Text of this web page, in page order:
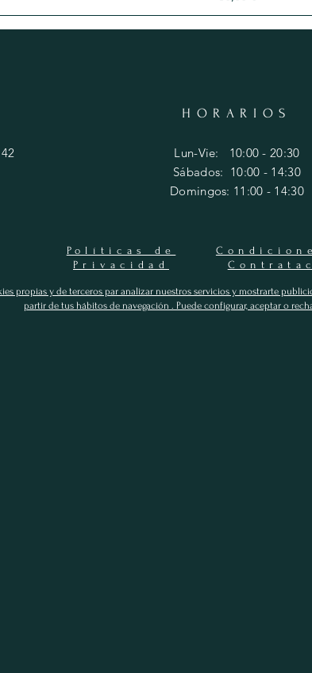
HORARIOS
Lun-Vie: 10:00 - 20:30
​​Sábados: 10:00 - 14:30
​Domingos: 11 :00 - 14:30
Políticas de
Privacidad
propias y de terceros par analizar nuestros servicios y mostrarte
partir de tus hábitos de navegación . Puede configurar, aceptar o